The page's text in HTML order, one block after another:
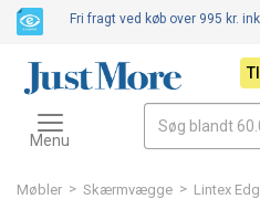
Møbler > Skærmvægge > Lintex
Fri fragt ved køb over 995 kr.
Toggle
navigation
Menu